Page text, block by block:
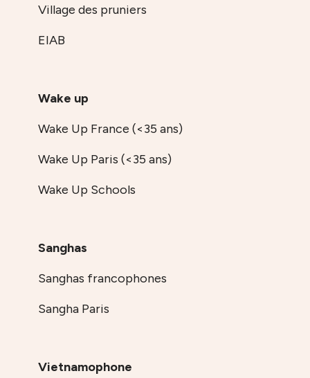
Village des pruniers
EIAB
Wake up
Wake Up France (<35 ans)
Wake Up Paris (<35 ans)
Wake Up Schools
Sanghas
Sanghas francophones
Sangha Paris
Vietnamophone